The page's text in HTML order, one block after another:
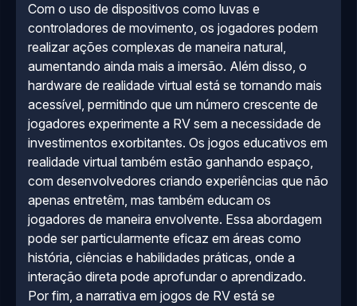
Com o uso de dispositivos como luvas e
controladores de movimento, os jogadores podem
realizar ações complexas de maneira natural,
aumentando ainda mais a imersão. Além disso, o
hardware de realidade virtual está se tornando mais
acessível, permitindo que um número crescente de
jogadores experimente a RV sem a necessidade de
investimentos exorbitantes. Os jogos educativos em
realidade virtual também estão ganhando espaço,
com desenvolvedores criando experiências que não
apenas entretêm, mas também educam os
jogadores de maneira envolvente. Essa abordagem
pode ser particularmente eficaz em áreas como
história, ciências e habilidades práticas, onde a
interação direta pode aprofundar o aprendizado.
Por fim, a narrativa em jogos de RV está se